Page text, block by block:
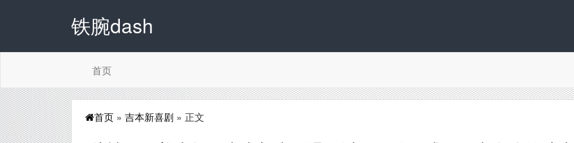
铁腕dash
首页
首页 » 吉本新喜剧 » 正文